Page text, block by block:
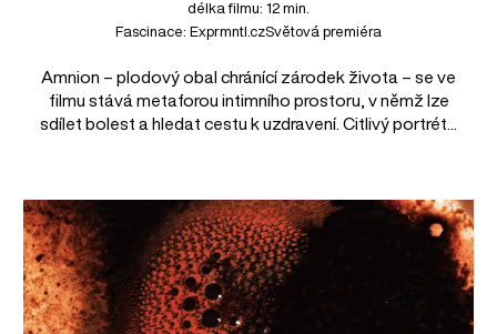
délka filmu: 12 min.
Fascinace: Exprmntl.czSvětová premiéra
Amnion – plodový obal chránící zárodek života – se ve
filmu stává metaforou intimního prostoru, v němž lze
sdílet bolest a hledat cestu k uzdravení. Citlivý portrét...